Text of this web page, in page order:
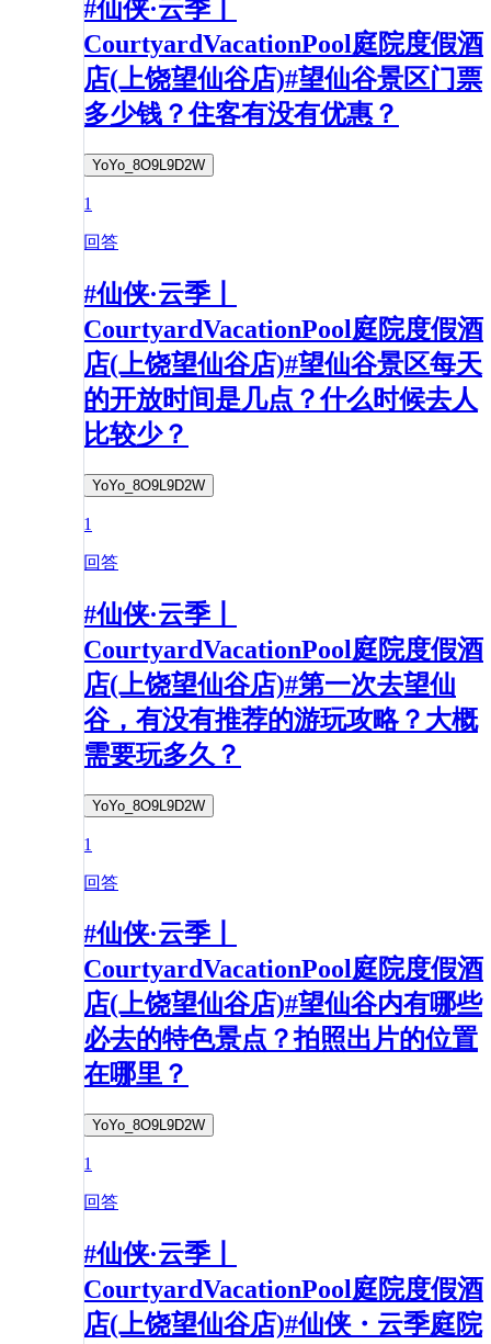
#仙侠·云季丨
CourtyardVacationPool庭院度假酒
店(上饶望仙谷店)#望仙谷景区门票
多少钱？住客有没有优惠？​
YoYo_8O9L9D2W
1
回答
#仙侠·云季丨
CourtyardVacationPool庭院度假酒
店(上饶望仙谷店)#望仙谷景区每天
的开放时间是几点？什么时候去人
比较少？​
YoYo_8O9L9D2W
1
回答
#仙侠·云季丨
CourtyardVacationPool庭院度假酒
店(上饶望仙谷店)#第一次去望仙
谷，有没有推荐的游玩攻略？大概
需要玩多久？​
YoYo_8O9L9D2W
1
回答
#仙侠·云季丨
CourtyardVacationPool庭院度假酒
店(上饶望仙谷店)#望仙谷内有哪些
必去的特色景点？拍照出片的位置
在哪里？​
YoYo_8O9L9D2W
1
回答
#仙侠·云季丨
CourtyardVacationPool庭院度假酒
店(上饶望仙谷店)#仙侠・云季庭院